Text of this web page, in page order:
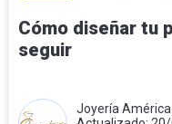
Cómo diseñar tu
seguir
Joyería América